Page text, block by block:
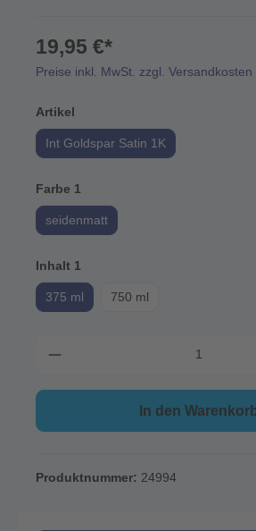
19,95 €*
Preise inkl. MwSt. zzgl. Versandkosten
Artikel
Int Goldspar Satin 1K
Farbe 1
seidenmatt
Inhalt 1
375 ml 750 ml
In den
Produktnummer: 24994